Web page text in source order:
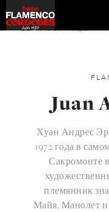
ВЕРНУТЬСЯ К
Juan
Хуан Андрес
1972 года в
Сакромонте
племянник
Майя, Манолет